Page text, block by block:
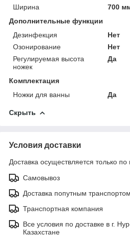
Ширина
700
Дополнительные функции
Дезинфекция
Нет
Озонирование
Нет
Регулируемая высота
ножек
Да
Комплектация
Ножки для ванны
Да
Скрыть
Условия доставки
Доставка осуществляется только по
Самовывоз
Доставка попутным транспортом
Транспортная компания
Все условия по доставке в г.
Казахстане